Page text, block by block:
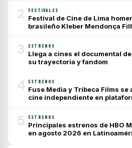
2 FESTIVALES
Festival de Cine de Lima
brasileño Kleber Mendonça
3 ESTRENOS
Llega a cines el documental
su trayectoria y fandom
4 ESTRENOS
Fuse Media y Tribeca Films
cine independiente en
5 ESTRENOS
Principales estrenos de HBO
en agosto 2026 en